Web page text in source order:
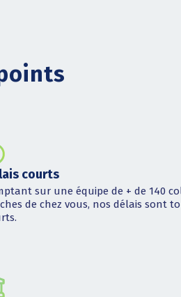
courts
sur une équipe de + de 140
de chez vous, nos délais sont